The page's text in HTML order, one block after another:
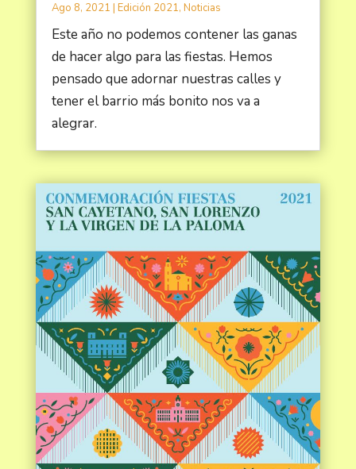
Ago 8, 2021 | Edición 2021, Noticias
Este año no podemos contener las ganas
de hacer algo para las fiestas. Hemos
pensado que adornar nuestras calles y
tener el barrio más bonito nos va a
alegrar.